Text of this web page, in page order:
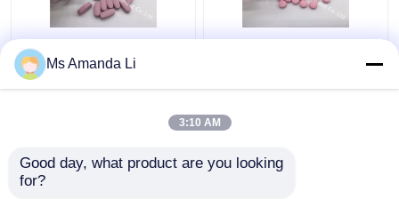
मल्टी मिनरल टेबलेट बोन हेल्थ
सप्लीमेंट स्टॉप ब्लीडिंग BT7N
Ms Amanda Li
3:10 AM
Good day, what product are you looking
for?